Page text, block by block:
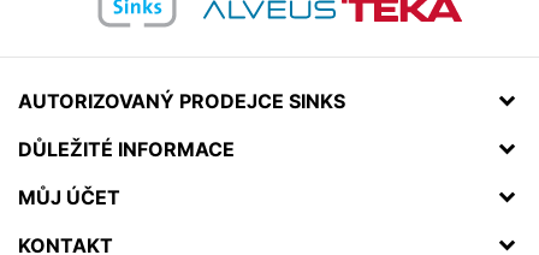
AUTORIZOVANÝ PRODEJCE SINKS
DŮLEŽITÉ INFORMACE
MŮJ ÚČET
KONTAKT